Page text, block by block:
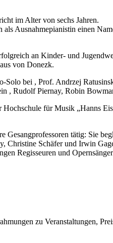
im Alter von sechs Jahren.
Ausnahmepianistin einen
an Kinder- und
von Donezk.
bei , Prof. Andrzej
, Rudolf Piernay, Robin
für Musik „Hanns
tätig: Sie
Schäfer und Irwin
Regisseuren und
zu Veranstaltungen,